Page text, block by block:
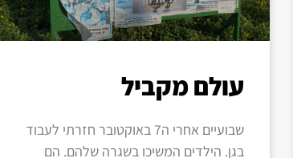
עולם מקביל
שבועיים אחרי ה7 באוקטובר חזרתי לעבוד
בגן. הילדים המשיכו בשגרה שלהם. הם